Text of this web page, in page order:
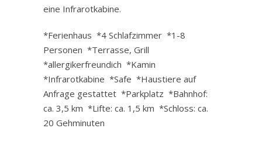
eine Infrarotkabine.
*Ferienhaus *4 Schlafzimmer *1-8
Personen *Terrasse, Grill
*allergikerfreundich *Kamin
*Infrarotkabine *Safe *Haustiere auf
Anfrage gestattet *Parkplatz *Bahnhof:
ca. 3,5 km *Lifte: ca. 1,5 km *Schloss: ca.
20 Gehminuten